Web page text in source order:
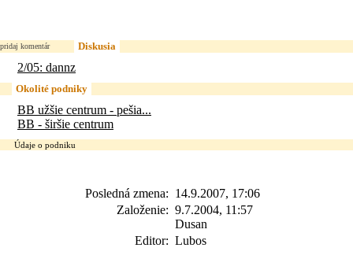
pridaj komentár Diskusia
2/05: dannz
Okolité podniky
BB užšie centrum - pešia...
BB - širšie centrum
Údaje o podniku
Posledná zmena: 14.9.2007, 17:06
Založenie: 9.7.2004, 11:57
Dusan
Editor: Lubos